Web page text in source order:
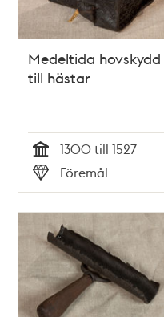
Medeltida hovskydd
till hästar
Tid
1300 till 1527
Typ
Föremål